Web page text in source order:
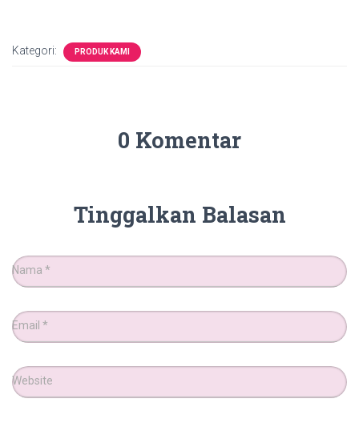
Kategori: PRODUK KAMI
0 Komentar
Tinggalkan Balasan
Nama *
Email *
Website